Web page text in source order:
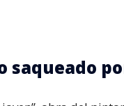
saqueado